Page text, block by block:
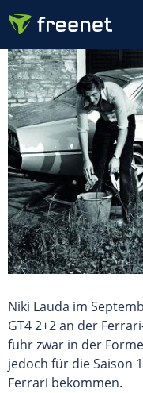
Niki Lauda im
GT4 2+2 an der
fuhr zwar in der
jedoch für die Saison
Ferrari bekommen.